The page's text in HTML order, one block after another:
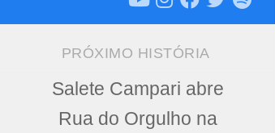
PRÓXIMO HISTÓRIA
Salete Campari abre
Rua do Orgulho na